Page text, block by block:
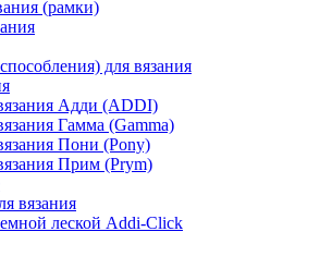
(рамки)
для вязания
Адди (ADDI)
Гамма (Gamma)
Пони (Pony)
Прим (Prym)
вязания
леской Addi-Click